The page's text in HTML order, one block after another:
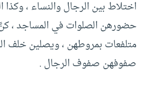
اختلاط بين الرجال والنساء ،
حضورهن الصلوات في المساجد ،
متلفعات بمروطهن ، ويصلين خلف
صفوفهن صفوف الرجال .